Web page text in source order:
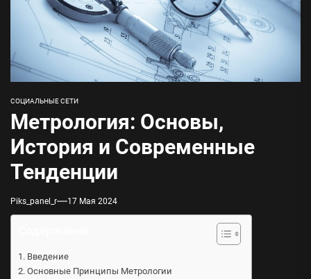
СОЦИАЛЬНЫЕ СЕТИ
Метрология: Основы,
История и Современные
Тенденции
Piks_panel_r 17 Мая 2024
Введение
Основные Принципы Метрологии